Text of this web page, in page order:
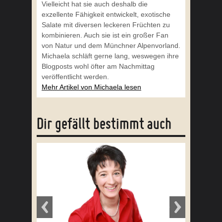
Vielleicht hat sie auch deshalb die
exzellente Fähigkeit entwickelt, exotische
Salate mit diversen leckeren Früchten zu
kombinieren. Auch sie ist ein großer Fan
von Natur und dem Münchner Alpenvorland.
Michaela schläft gerne lang, weswegen ihre
Blogposts wohl öfter am Nachmittag
veröffentlicht werden.
Mehr Artikel von Michaela lesen
Dir gefällt bestimmt auch